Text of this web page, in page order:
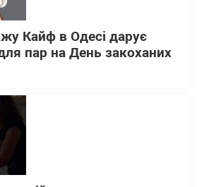
Кайф в Одесі дарує
пар на День закоханих